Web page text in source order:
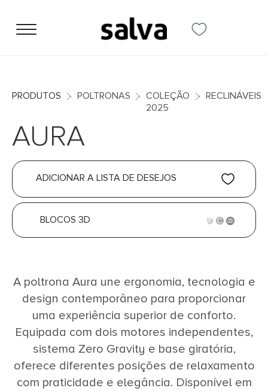
PRODUTOS POLTRONAS
COLEÇÃO
2025
RECLINÁVEIS
AURA
ADICIONAR A LISTA DE DESEJOS
BLOCOS 3D
A poltrona Aura une ergonomia, tecnologia e
design contemporâneo para proporcionar
uma experiência superior de conforto.
Equipada com dois motores independentes,
sistema Zero Gravity e base giratória,
oferece diferentes posições de relaxamento
com praticidade e elegância. Disponível em